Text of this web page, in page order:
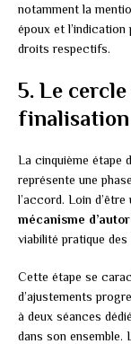
notamment la
époux et
droits respectifs.
5. Le
finalisation
La cinquième étape
représente une
l’accord. Loin
mécanisme
viabilité pratique
Cette étape se
d’ajustements
à deux séances
dans son